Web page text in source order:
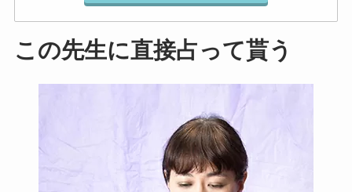
この先生に直接占って貰う